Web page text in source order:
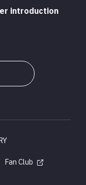
introduction
Fan Club